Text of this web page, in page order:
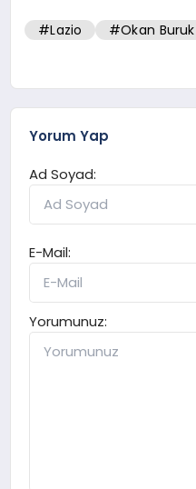
#Lazio #Okan Buruk
Yorum Yap
Ad Soyad:
E-Mail:
Yorumunuz: